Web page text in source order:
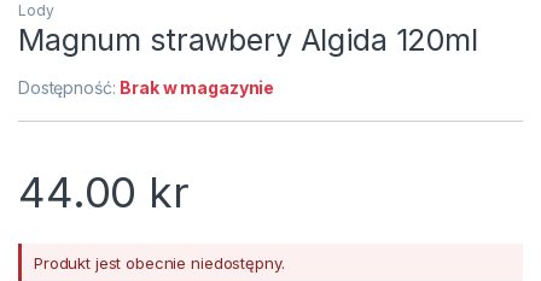
Lody
Magnum strawbery Algida 120ml
Dostępność: Brak w magazynie
44.00 kr
Produkt jest obecnie niedostępny.